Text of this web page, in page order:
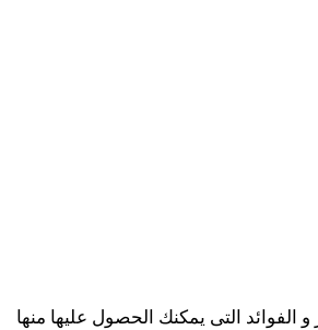
التى يمكنك الحصول عليها منها